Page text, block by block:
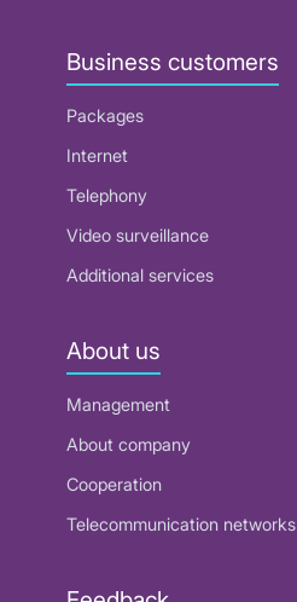
Business customers
Packages
Internet
Telephony
Video surveillance
Additional services
About us
Management
About company
Cooperation
Telecommunication networks